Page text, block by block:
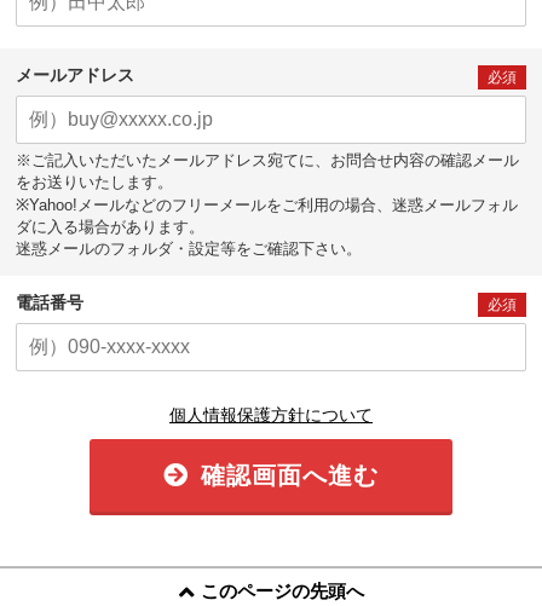
メールアドレス 必須
※ご記入いただいたメールアドレス宛てに、お問合せ内容の確認メール
をお送りいたします。
※Yahoo!メールなどのフリーメールをご利用の場合、迷惑メールフォル
ダに入る場合があります。
迷惑メールのフォルダ・設定等をご確認下さい。
電話番号 必須
個人情報保護方針について
確認画面へ進む
このページの先頭へ